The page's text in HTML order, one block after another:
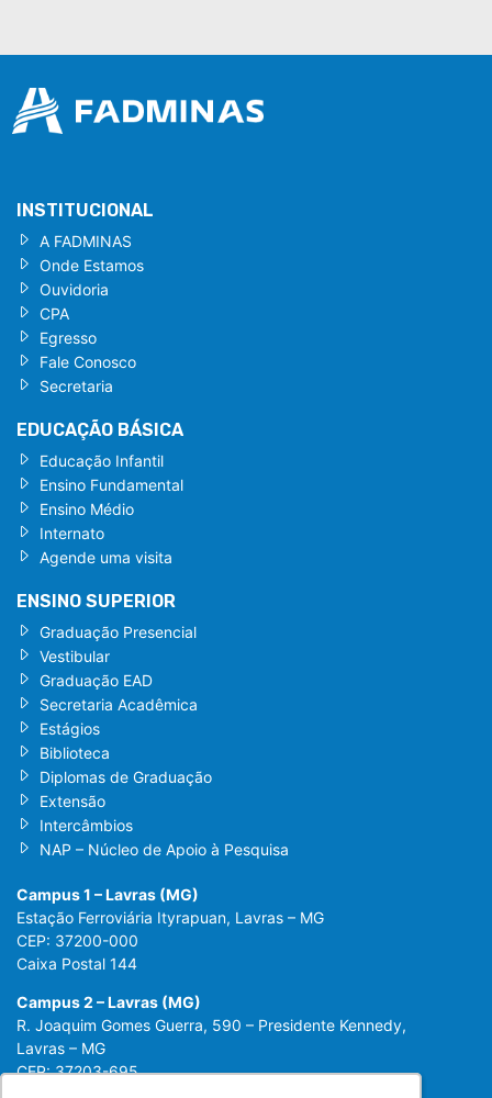
INSTITUCIONAL
A FADMINAS
Onde Estamos
Ouvidoria
CPA
Egresso
Fale Conosco
Secretaria
EDUCAÇÃO BÁSICA
Educação Infantil
Ensino Fundamental
Ensino Médio
Internato
Agende uma visita
ENSINO SUPERIOR
Graduação Presencial
Vestibular
Graduação EAD
Secretaria Acadêmica
Estágios
Biblioteca
Diplomas de Graduação
Extensão
Intercâmbios
NAP – Núcleo de Apoio à Pesquisa
Campus 1 – Lavras (MG)
Estação Ferroviária Ityrapuan, Lavras – MG
CEP: 37200-000
Caixa Postal 144
Campus 2 – Lavras (MG)
R. Joaquim Gomes Guerra, 590 – Presidente Kennedy,
Lavras – MG
CEP: 37203-695